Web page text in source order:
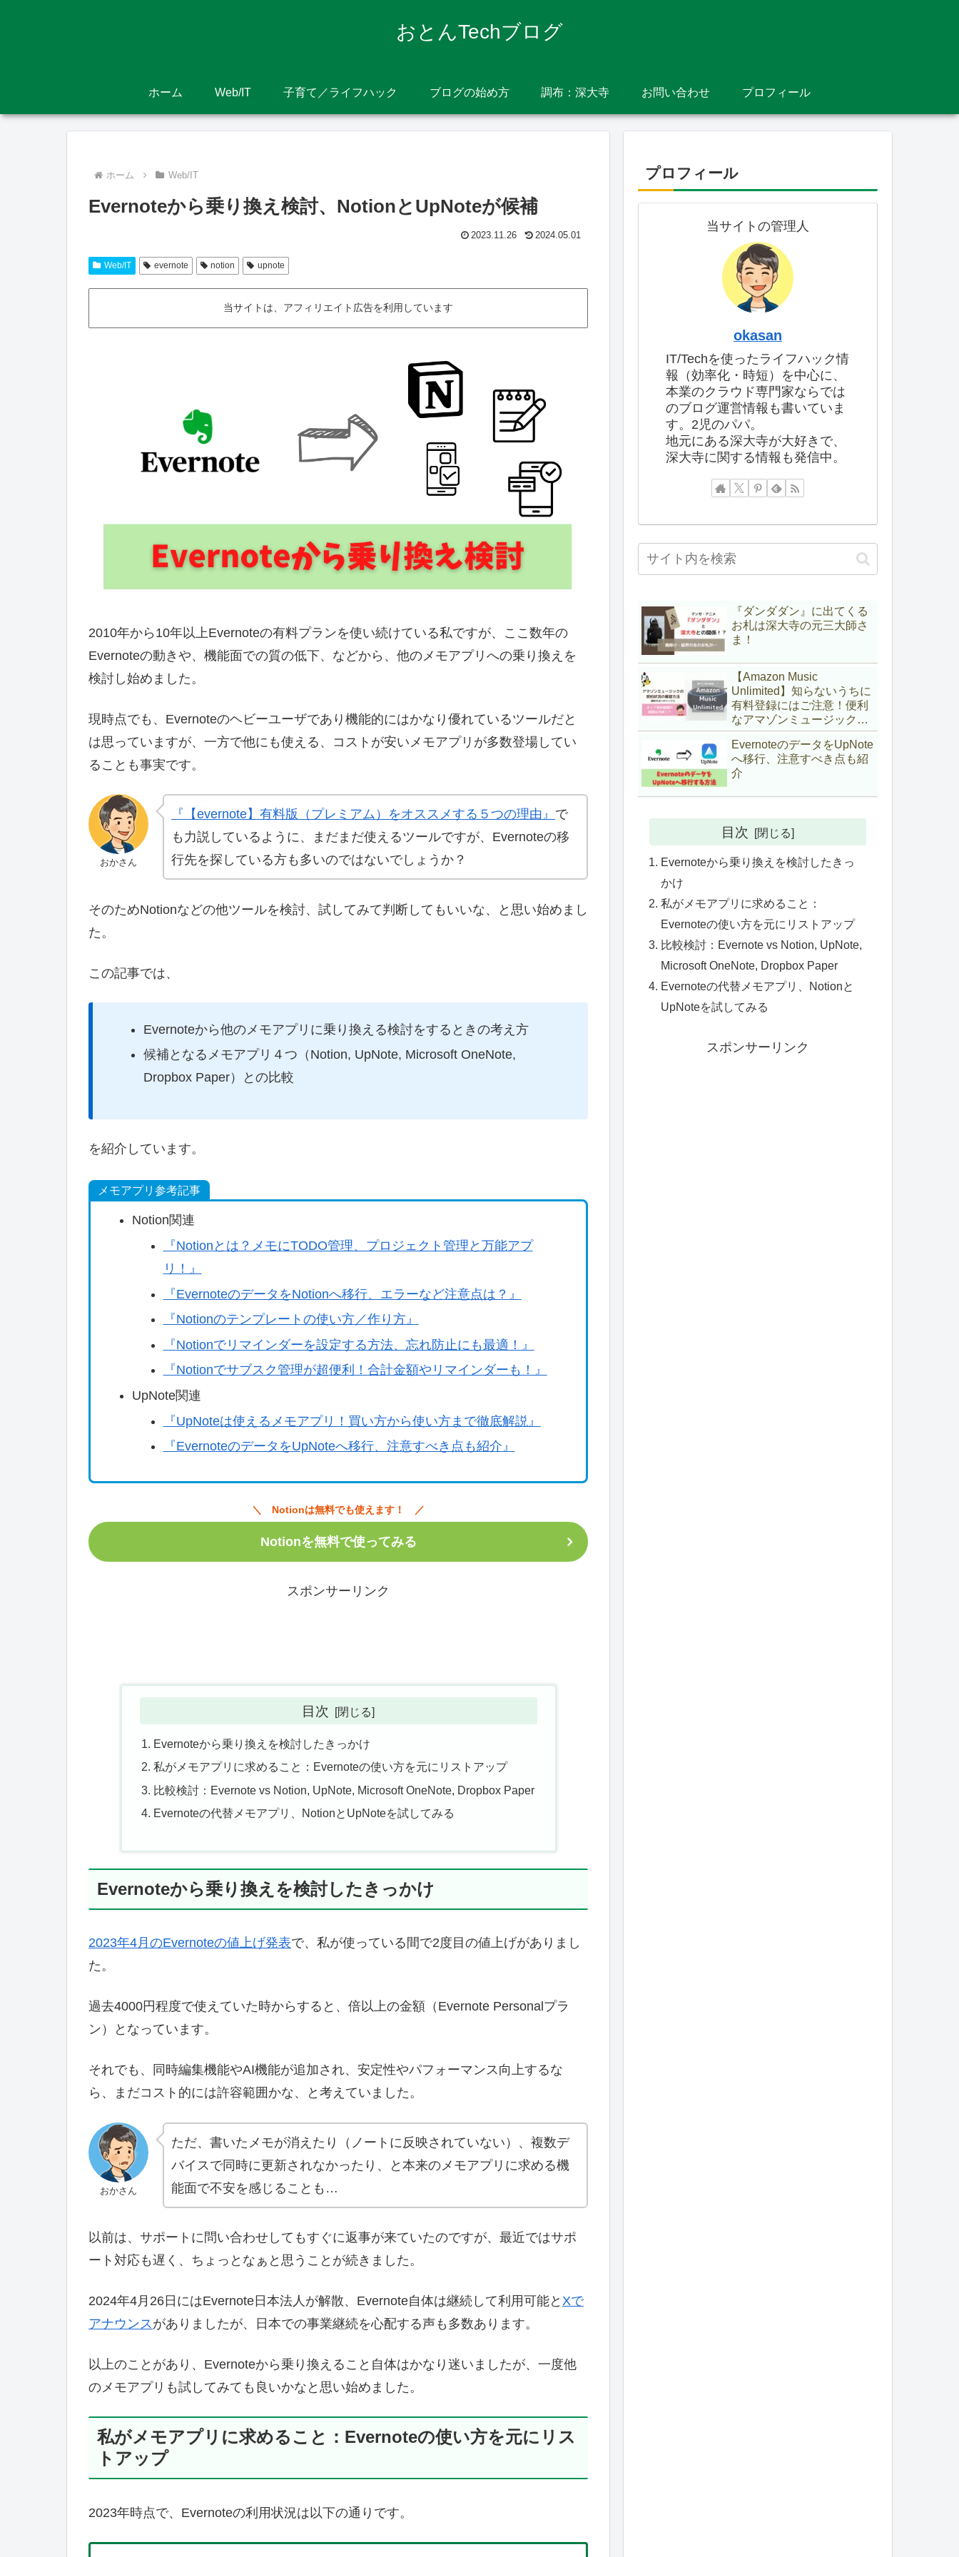
おとんTechブログ
ホーム Web/IT 子育て／ライフハック ブログの始め方 調布：深大寺 お問い合わせ プロフィール
ホーム Web/IT
Evernoteから乗り換え検討、NotionとUpNoteが候補
2023.11.26 2024.05.01
Web/IT evernote notion upnote
当サイトは、アフィリエイト広告を利用しています
2010年から10年以上Evernoteの有料プランを使い続けている私ですが、ここ数年の
Evernoteの動きや、機能面での質の低下、などから、他のメモアプリへの乗り換えを
検討し始めました。
現時点でも、Evernoteのヘビーユーザであり機能的にはかなり優れているツールだと
は思っていますが、一方で他にも使える、コストが安いメモアプリが多数登場してい
ることも事実です。
おかさん
『【evernote】有料版（プレミアム）をオススメする５つの理由』 で
も力説しているように、まだまだ使えるツールですが、Evernoteの移
行先を探している方も多いのではないでしょうか？
そのためNotionなどの他ツールを検討、試してみて判断してもいいな、と思い始めまし
た。
この記事では、
Evernoteから他のメモアプリに乗り換える検討をするときの考え方
候補となるメモアプリ４つ（Notion, UpNote, Microsoft OneNote,
Dropbox Paper）との比較
を紹介しています。
メモアプリ参考記事
Notion関連
『Notionとは？メモにTODO管理、プロジェクト管理と万能アプ
リ！』
『EvernoteのデータをNotionへ移行、エラーなど注意点は？』
『Notionのテンプレートの使い方／作り方』
『Notionでリマインダーを設定する方法、忘れ防止にも最適！』
『Notionでサブスク管理が超便利！合計金額やリマインダーも！』
UpNote関連
『UpNoteは使えるメモアプリ！買い方から使い方まで徹底解説』
『EvernoteのデータをUpNoteへ移行、注意すべき点も紹介』
＼ Notionは無料でも使えます！ ／
Notionを無料で使ってみる
スポンサーリンク
目次
Evernoteから乗り換えを検討したきっかけ
私がメモアプリに求めること：Evernoteの使い方を元にリストアップ
比較検討：Evernote vs Notion, UpNote, Microsoft OneNote, Dropbox Paper
Evernoteの代替メモアプリ、NotionとUpNoteを試してみる
Evernoteから乗り換えを検討したきっかけ
2023年4月のEvernoteの値上げ発表で、私が使っている間で2度目の値上げがありまし
た。
過去4000円程度で使えていた時からすると、倍以上の金額（Evernote Personalプラ
ン）となっています。
それでも、同時編集機能やAI機能が追加され、安定性やパフォーマンス向上するな
ら、まだコスト的には許容範囲かな、と考えていました。
おかさん
ただ、書いたメモが消えたり（ノートに反映されていない）、複数デ
バイスで同時に更新されなかったり、と本来のメモアプリに求める機
能面で不安を感じることも…
以前は、サポートに問い合わせしてもすぐに返事が来ていたのですが、最近ではサポ
ート対応も遅く、ちょっとなぁと思うことが続きました。
2024年4月26日にはEvernote日本法人が解散、Evernote自体は継続して利用可能と Xで
アナウンスがありましたが、日本での事業継続を心配する声も多数あります。
以上のことがあり、Evernoteから乗り換えること自体はかなり迷いましたが、一度他
のメモアプリも試してみても良いかなと思い始めました。
私がメモアプリに求めること：Evernoteの使い方を元にリス
トアップ
2023年時点で、Evernoteの利用状況は以下の通りです。
プロフィール
当サイトの管理人
okasan
IT/Techを使ったライフハック情
報（効率化・時短）を中心に、
本業のクラウド専門家ならでは
のブログ運営情報も書いていま
す。2児のパパ。
地元にある深大寺が大好きで、
深大寺に関する情報も発信中。
『ダンダダン』に出てくる
お札は深大寺の元三大師さ
ま！
【Amazon Music
Unlimited】知らないうちに
有料登録にはご注意！便利
なアマゾンミュージックの
落とし穴
EvernoteのデータをUpNote
へ移行、注意すべき点も紹
介
目次
Evernoteから乗り換えを検討したきっ
かけ
私がメモアプリに求めること：
Evernoteの使い方を元にリストアップ
比較検討：Evernote vs Notion, UpNote,
Microsoft OneNote, Dropbox Paper
Evernoteの代替メモアプリ、Notionと
UpNoteを試してみる
スポンサーリンク